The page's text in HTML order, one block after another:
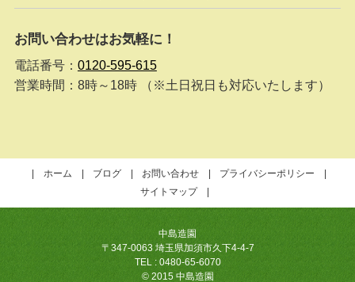
お問い合わせはお気軽に！
電話番号： 0120-595-615
営業時間：8時～18時 （※土日祝日も対応いたします）
ホーム ブログ お問い合わせ
プライバシーポリシー
サイトマップ
中島造園
〒347-0063 埼玉県加須市久下4-4-7
TEL : 0480-65-6070
© 2015 中島造園